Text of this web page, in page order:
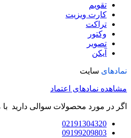
تقویم
کارت ویزیت
تراکت
وکتور
تصویر
آیکن
نمادهای سایت
مشاهده نمادهای اعتماد
اگر در مورد محصولات سوالی دارید با
02191304320
09199209803